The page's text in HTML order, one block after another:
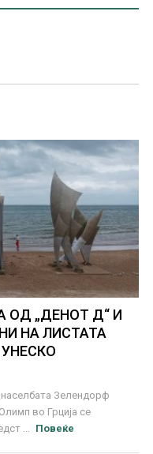
„ДЕНОТ Д“ И
НА ЛИСТАТА
Зелендорф
во Грција се
...
Повеќе